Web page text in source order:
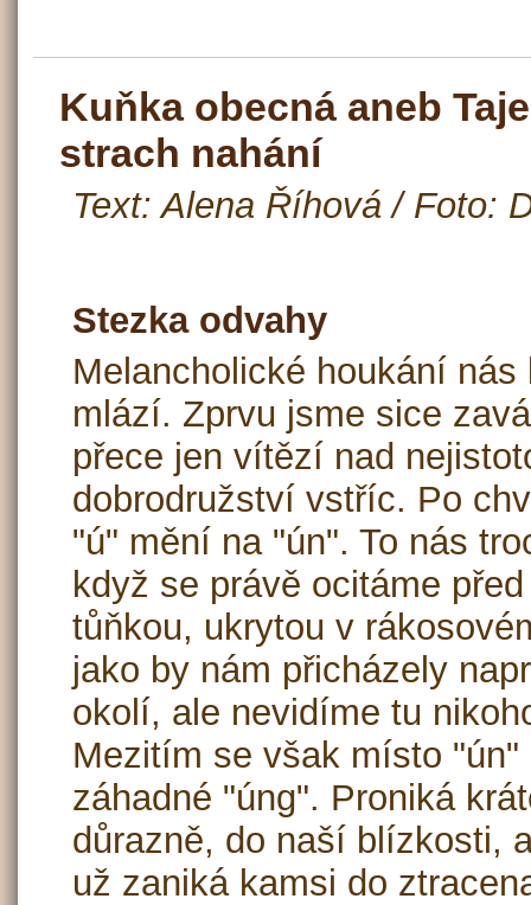
Kuňka obecná aneb
strach nahání
Text: Alena Říhová / Foto:
Stezka odvahy
Melancholické houkání nás
mlází. Zprvu jsme sice
přece jen vítězí nad
dobrodružství vstříc. Po
"ú" mění na "ún". To nás
když se právě ocitáme
tůňkou, ukrytou v
jako by nám přicházely
okolí, ale nevidíme tu
Mezitím se však místo
záhadné "úng". Proniká
důrazně, do naší blízkosti,
už zaniká kamsi do